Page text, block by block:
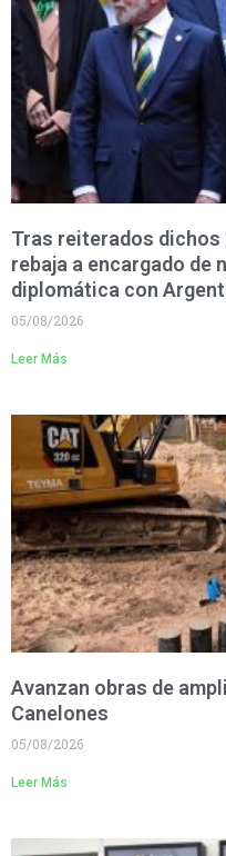
Tras reiterados
rebaja a encargado de
diplomática con
05/08/2026
Leer Más
Avanzan obras de
Canelones
05/08/2026
Leer Más